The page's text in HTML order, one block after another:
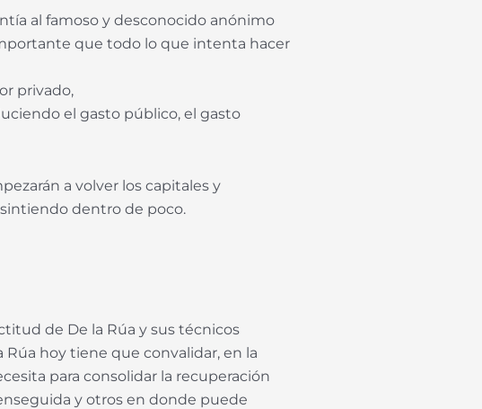
al famoso y desconocido anónimo
que todo lo que intenta hacer
privado,
el gasto público, el gasto
a volver los capitales y
dentro de poco.
de De la Rúa y sus técnicos
hoy tiene que convalidar, en la
para consolidar la recuperación
y otros en donde puede